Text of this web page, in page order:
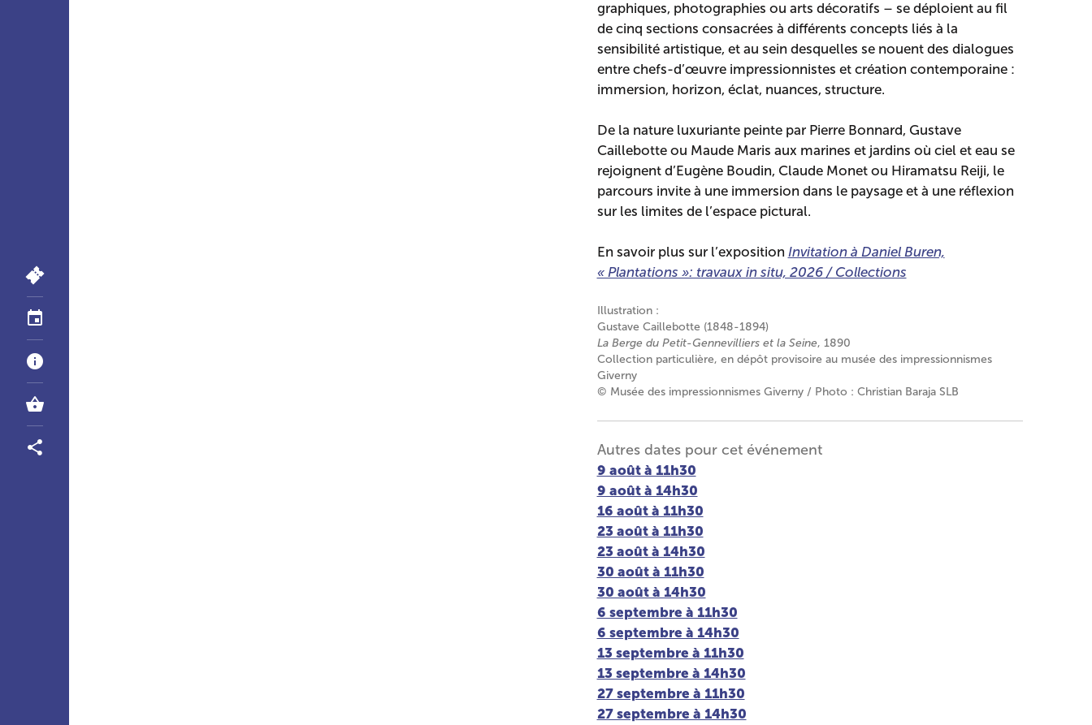
graphiques, photographies ou arts décoratifs – se déploient au fil
de cinq sections consacrées à différents concepts liés à la
sensibilité artistique, et au sein desquelles se nouent des dialogues
entre chefs-d’œuvre impressionnistes et création contemporaine :
immersion, horizon, éclat, nuances, structure.
De la nature luxuriante peinte par Pierre Bonnard, Gustave
Caillebotte ou Maude Maris aux marines et jardins où ciel et eau se
rejoignent d’Eugène Boudin, Claude Monet ou Hiramatsu Reiji, le
parcours invite à une immersion dans le paysage et à une réflexion
sur les limites de l’espace pictural.
En savoir plus sur l’exposition Invitation à Daniel Buren,
« Plantations »: travaux in situ, 2026 / Collections
Illustration :
Gustave Caillebotte (1848-1894)
La Berge du Petit-Gennevilliers et la Seine, 1890
Collection particulière, en dépôt provisoire au musée des impressionnismes
Giverny
© Musée des impressionnismes Giverny / Photo : Christian Baraja SLB
Autres dates pour cet événement
9 août à 11h30
9 août à 14h30
16 août à 11h30
23 août à 11h30
23 août à 14h30
30 août à 11h30
30 août à 14h30
6 septembre à 11h30
6 septembre à 14h30
13 septembre à 11h30
13 septembre à 14h30
27 septembre à 11h30
27 septembre à 14h30